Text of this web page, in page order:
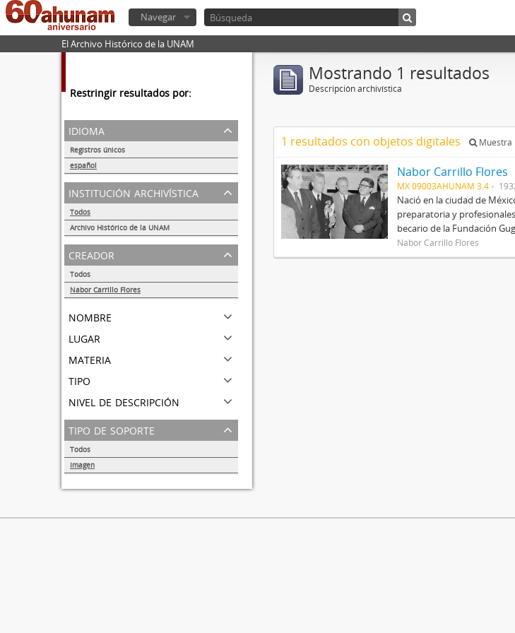
Navegar
El Archivo Histórico de la UNAM
Restringir resultados por:
idioma
Registros únicos
español
1
institución archivística
Todos
Archivo Histórico de la UNAM
1
creador
Todos
Nabor Carrillo Flores
nombre
lugar
materia
tipo
nivel de descripción
tipo de soporte
Todos
Imagen
Mostrando 1 resultados
Descripción archivística
1 resultados con objetos digitales Muestra
Nabor Carrillo Flores
MX 09003AHUNAM 3.4
Nació en la ciudad de
preparatoria y
becario de la Fundación
Nabor Carrillo Flores